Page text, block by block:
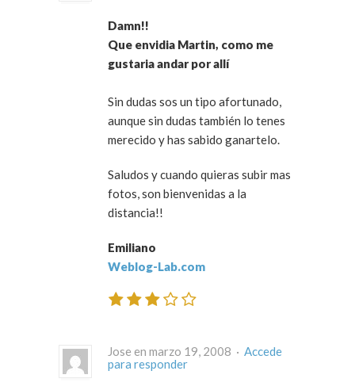
Damn!!
Que envidia Martin, como me
gustaria andar por allí
Sin dudas sos un tipo afortunado,
aunque sin dudas también lo tenes
merecido y has sabido ganartelo.
Saludos y cuando quieras subir mas
fotos, son bienvenidas a la
distancia!!
Emiliano
Weblog-Lab.com
Jose en marzo 19, 2008 · Accede
para responder